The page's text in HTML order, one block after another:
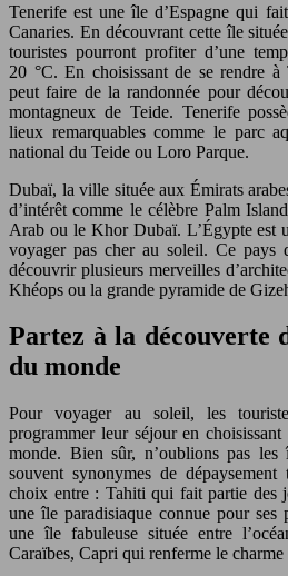
Tenerife est une île d’Espagne qui
Canaries. En découvrant cette île
touristes pourront profiter d’une
20 °C. En choisissant de se rendre à
peut faire de la randonnée pour
montagneux de Teide. Tenerife
lieux remarquables comme le parc
national du Teide ou Loro Parque.
Dubaï, la ville située aux Émirats
d’intérêt comme le célèbre Palm
Arab ou le Khor Dubaï. L’Égypte est
voyager pas cher au soleil. Ce pays
découvrir plusieurs merveilles
Khéops ou la grande pyramide de
Partez à la découverte
du monde
Pour voyager au soleil, les
programmer leur séjour en
monde. Bien sûr, n’oublions pas les
souvent synonymes de
choix entre : Tahiti qui fait partie des
une île paradisiaque connue pour ses
une île fabuleuse située entre
Caraïbes, Capri qui renferme le charme